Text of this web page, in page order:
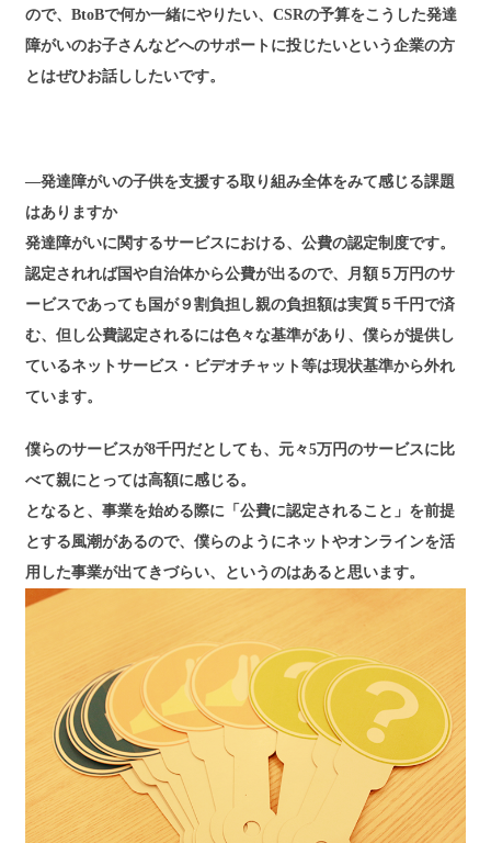
ので、BtoBで何か一緒にやりたい、CSRの予算をこうした発達
障がいのお子さんなどへのサポートに投じたいという企業の方
とはぜひお話ししたいです。
―発達障がいの子供を支援する取り組み全体をみて感じる課題
はありますか
発達障がいに関するサービスにおける、公費の認定制度です。
認定されれば国や自治体から公費が出るので、月額５万円のサ
ービスであっても国が９割負担し親の負担額は実質５千円で済
む、但し公費認定されるには色々な基準があり、僕らが提供し
ているネットサービス・ビデオチャット等は現状基準から外れ
ています。
僕らのサービスが8千円だとしても、元々5万円のサービスに比
べて親にとっては高額に感じる。
となると、事業を始める際に「公費に認定されること」を前提
とする風潮があるので、僕らのようにネットやオンラインを活
用した事業が出てきづらい、というのはあると思います。